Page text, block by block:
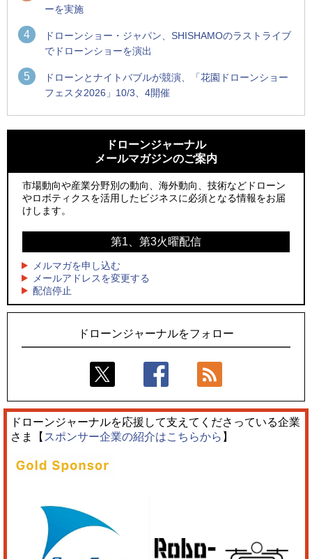
ーを実施
4
ドローンショー・ジャパン、SHISHAMOのラストライブ
でドローンショーを演出
5
ドローンとナイトバブルが競演、「花園ドローンショー
フェスタ2026」10/3、4開催
ーンが採択、国産機で量産調達を目指す
水面から離着水できる「HOVERAir AQUA」を実機レビュー、
水上アクティビティを自動追尾で撮影
飛んだドローン、飛ばなかったドローン
ドローンとナイトバブルが競演、「花園ドローンショーフェ
スタ2026」10/3、4開催
レーシングカーの製造技術をドローンへ、トピアが大型機と
量産構想を公開
ン」とドローンショーによる新演出を実施
防衛装備庁「迎撃ドローン早期取得プログラム」にテラドロ
ーンが採択、国産機で量産調達を目指す
水面から離着水できる「HOVERAir AQUA」を実機レビュー、
サザンビーチちがさき花火大会で「復活の花火」打ち上げ、
キリンビールがライブ中継と連動した支援企画
飛んだドローン、飛ばなかったドローン
ドローンジャーナル
メールマガジンのご案内
市場動向や産業分野別の動向、海外動向、技術などドローン
やロボティクスを活用したビジネスに必須となる情報をお届
けします。
第1、第3火曜配信
メルマガを申し込む
メールアドレスを変更する
配信停止
ドローンジャーナルをフォロー
ドローンジャーナルを応援して支えてくださっている企業
さま【 スポンサー企業の紹介はこちらから 】